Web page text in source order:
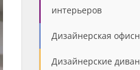
интерьеров
Дизайнерская
Дизайнерские